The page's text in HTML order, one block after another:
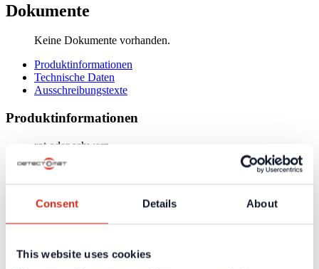
Consent Details About
This website uses cookies
Dokumente
Keine Dokumente vorhanden.
Produktinformationen
Technische Daten
Ausschreibungstexte
Produktinformationen
rot oder schwarz
Technische Daten
Keine technische Daten vorhanden
Zertifikate / Zulassungen
Weiterführende Informationen und Downloads zu unseren